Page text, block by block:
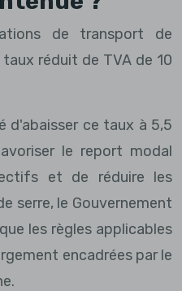
de transport de
réduit de TVA de 10
d'abaisser ce taux à 5,5
le report modal
et de réduire les
serre, le Gouvernement
les règles applicables
encadrées par le